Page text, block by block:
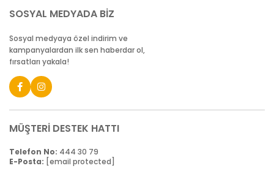
SOSYAL MEDYADA BİZ
Sosyal medyaya özel indirim ve
kampanyalardan ilk sen haberdar ol,
fırsatları yakala!
MÜŞTERİ DESTEK HATTI
Telefon No: 444 30 79
E-Posta: [email protected]